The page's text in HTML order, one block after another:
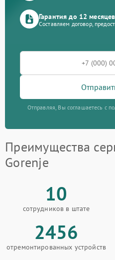
Гарантия до 12 месяцев
Составляем договор,
Отправляя, Вы соглашаетесь с
Преимущества
Gorenje
10
сотрудников в штате
2456
отремонтированных устройств